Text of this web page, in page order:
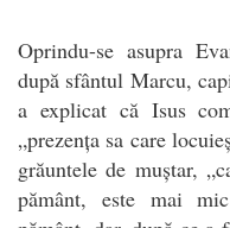
Oprindu-se asupra
după sfântul Marcu,
a explicat că Isus
„prezența sa care
grăuntele de muștar,
pământ, este mai